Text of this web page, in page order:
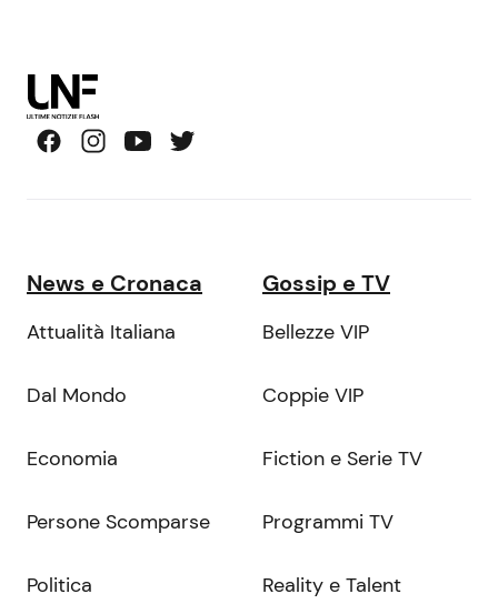
News e Cronaca
Attualità Italiana
Dal Mondo
Economia
Persone Scomparse
Politica
Gossip e TV
Bellezze VIP
Coppie VIP
Fiction e Serie TV
Programmi TV
Reality e Talent